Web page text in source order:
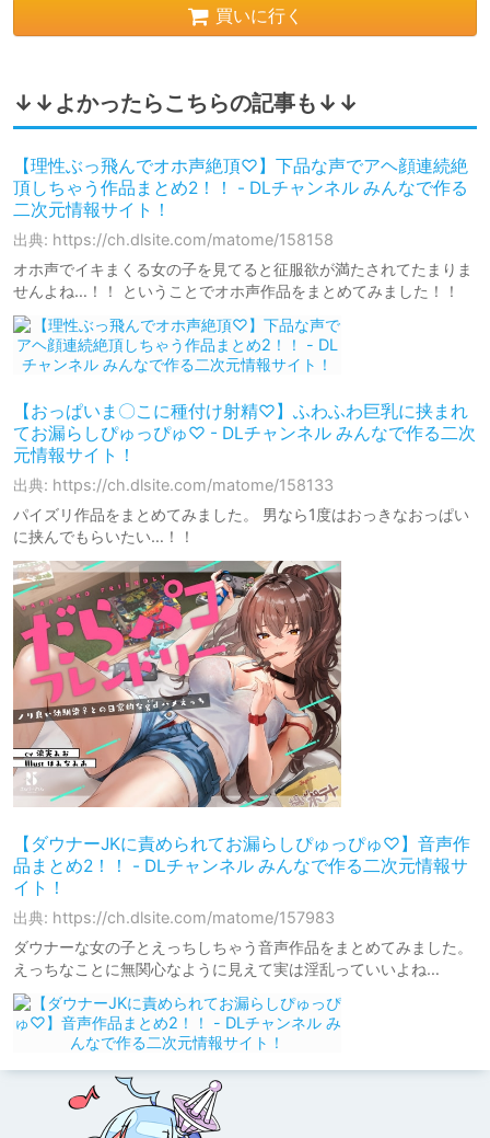
買いに行く
↓↓よかったらこちらの記事も↓↓
【理性ぶっ飛んでオホ声絶頂♡】下品な声でアヘ顔連続絶
頂しちゃう作品まとめ2！！ - DLチャンネル みんなで作る
二次元情報サイト！
出典: https://ch.dlsite.com/matome/158158
オホ声でイキまくる女の子を見てると征服欲が満たされてたまりま
せんよね…！！ ということでオホ声作品をまとめてみました！！
【おっぱいま〇こに種付け射精♡】ふわふわ巨乳に挟まれ
てお漏らしぴゅっぴゅ♡ - DLチャンネル みんなで作る二次
元情報サイト！
出典: https://ch.dlsite.com/matome/158133
パイズリ作品をまとめてみました。 男なら1度はおっきなおっぱい
に挟んでもらいたい…！！
【ダウナーJKに責められてお漏らしぴゅっぴゅ♡】音声作
品まとめ2！！ - DLチャンネル みんなで作る二次元情報サ
イト！
出典: https://ch.dlsite.com/matome/157983
ダウナーな女の子とえっちしちゃう音声作品をまとめてみました。
えっちなことに無関心なように見えて実は淫乱っていいよね…